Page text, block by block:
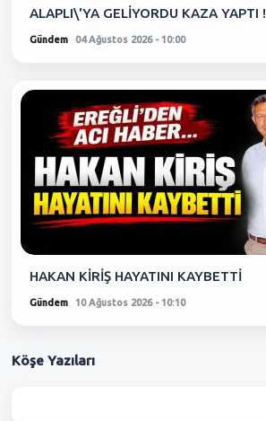
ALAPLI\'YA GELİYORDU KAZA YAPTI !
Gündem 04 Ağustos 2026 - 10:00
HAKAN KİRİŞ HAYATINI KAYBETTİ
Gündem 10 Ağustos 2026 - 10:10
Köşe Yazıları